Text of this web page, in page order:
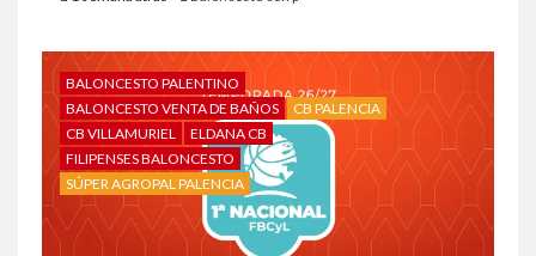
BALONCESTO PALENTINO
BALONCESTO VENTA DE BAÑOS
CB PALENCIA
CB VILLAMURIEL
ELDANA CB
FILIPENSES BALONCESTO
SÚPER AGROPAL PALENCIA